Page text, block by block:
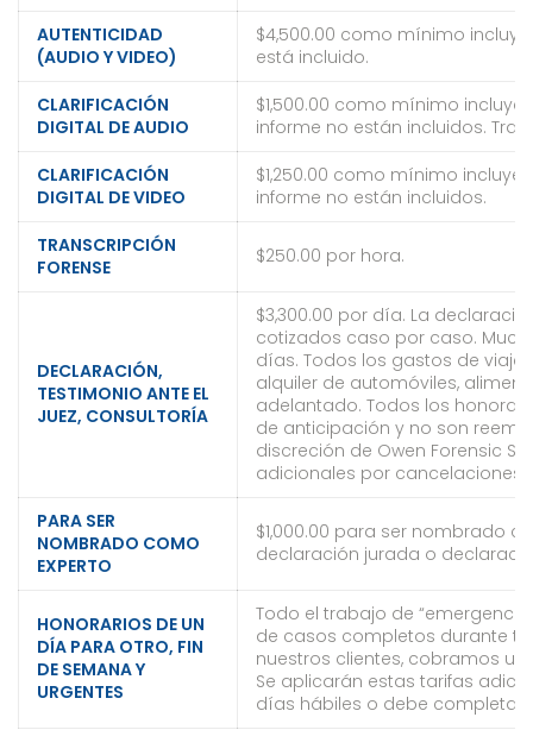
AUTENTICIDAD
(AUDIO Y VIDEO)
$4,500.00 como mínimo
está incluido.
CLARIFICACIÓN
DIGITAL DE AUDIO
$1,500.00 como mínimo
informe no están incluidos.
CLARIFICACIÓN
DIGITAL DE VIDEO
$1,250.00 como mínimo
informe no están incluidos.
TRANSCRIPCIÓN
FORENSE
$250.00 por hora.
DECLARACIÓN,
TESTIMONIO ANTE EL
JUEZ, CONSULTORÍA
$3,300.00 por día. La
cotizados caso por caso.
días. Todos los gastos de viaje
alquiler de automóviles,
adelantado. Todos los
de anticipación y no son
discreción de Owen Forensic
adicionales por
PARA SER
NOMBRADO COMO
EXPERTO
$1,000.00 para ser nombrado
declaración jurada o
HONORARIOS DE UN
DÍA PARA OTRO, FIN
DE SEMANA Y
URGENTES
Todo el trabajo de
de casos completos durante
nuestros clientes, cobramos
Se aplicarán estas tarifas
días hábiles o debe